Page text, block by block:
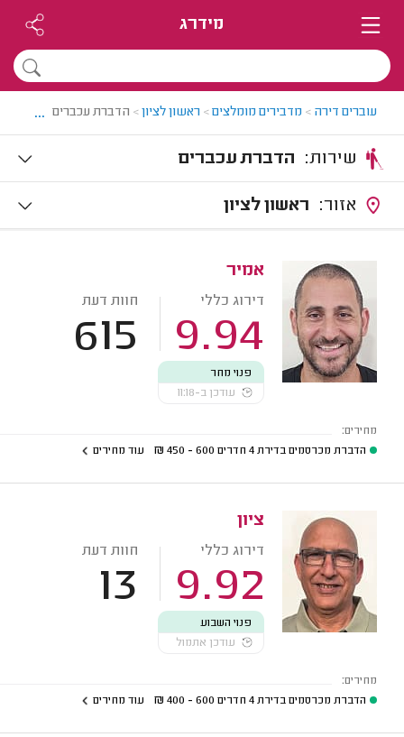
מידרג
עוברים דירה > מדבירים מומלצים> ראשון לציון> הדברת עכברים בראשון
...
הדברת עכברים
ראשון לציון
אמיר
דירוג כללי
9.94
חוות דעת
615
פנוי מחר
עודכן ב-11:18
מחירים:
הדברת מכרסמים בדירת 4 חדרים
600 - 450
₪ עוד מחירים
ציון
דירוג כללי
9.92
חוות דעת
13
פנוי השבוע
עודכן אתמול
מחירים:
הדברת מכרסמים בדירת 4 חדרים
600 - 400
₪ עוד מחירים